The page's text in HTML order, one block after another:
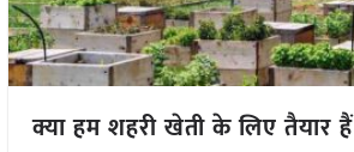
क्या हम शहरी खेती के लिए तैयार हैं